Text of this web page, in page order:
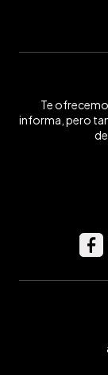
Te
informa, pero